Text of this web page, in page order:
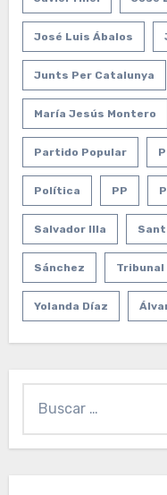
José Luis Ábalos
Junts Per Catalunya
María Jesús Montero
Partido Popular
Política PP
Salvador Illa
Sánchez Tribunal
Yolanda Díaz